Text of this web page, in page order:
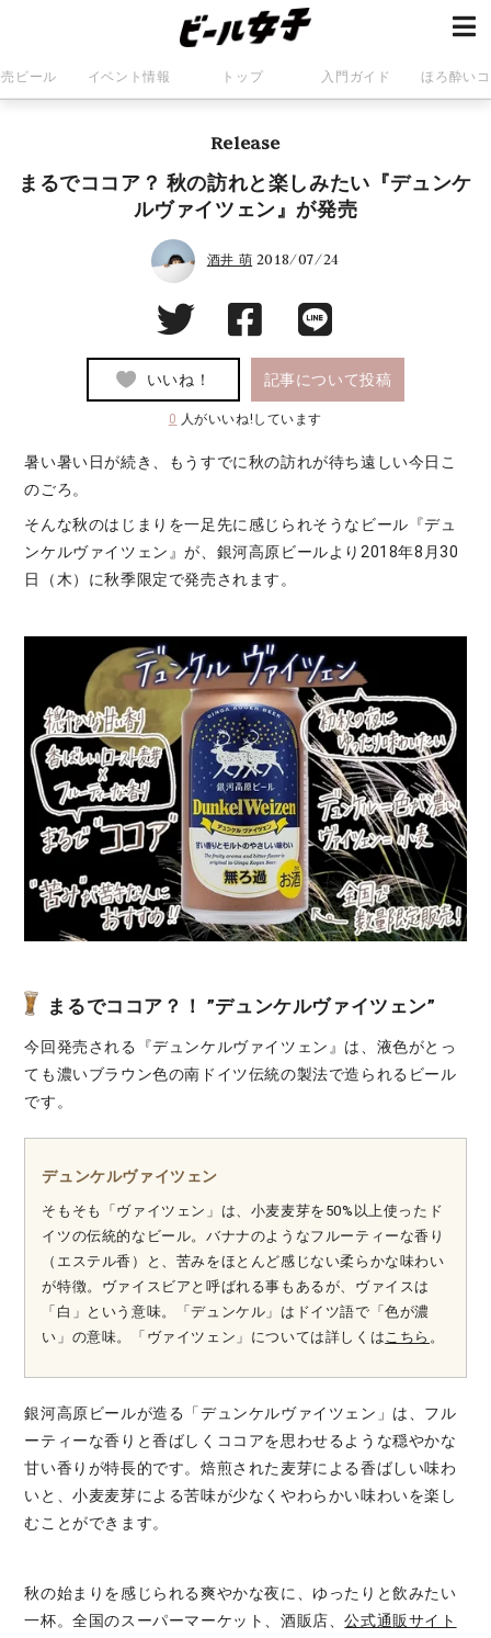
ビール イベント情報 トップ 入門ガイド ほろ酔い
Release
まるでココア？ 秋の訪れと楽しみたい『デュンケ
ルヴァイツェン』が発売
酒井 萌 2018/07/24
いいね！ 記事について投稿
0 人がいいね!しています
暑い暑い日が続き、もうすでに秋の訪れが待ち遠しい今日こ
のごろ。
そんな秋のはじまりを一足先に感じられそうなビール『デュ
ンケルヴァイツェン』が、銀河高原ビールより2018年8月30
日（木）に秋季限定で発売されます。
まるでココア？！ ”デュンケルヴァイツェン”
今回発売される『デュンケルヴァイツェン』は、液色がとっ
ても濃いブラウン色の南ドイツ伝統の製法で造られるビール
です。
デュンケルヴァイツェン
そもそも「ヴァイツェン」は、小麦麦芽を50%以上使ったド
イツの伝統的なビール。バナナのようなフルーティーな香り
（エステル香）と、苦みをほとんど感じない柔らかな味わい
が特徴。ヴァイスビアと呼ばれる事もあるが、ヴァイスは
「白」という意味。「デュンケル」はドイツ語で「色が濃
い」の意味。「ヴァイツェン」については詳しくはこちら 。
銀河高原ビールが造る「デュンケルヴァイツェン」は、フル
ーティーな香りと香ばしくココアを思わせるような穏やかな
甘い香りが特長的です。焙煎された麦芽による香ばしい味わ
いと、小麦麦芽による苦味が少なくやわらかい味わいを楽し
むことができます。
秋の始まりを感じられる爽やかな夜に、ゆったりと飲みたい
一杯。全国のスーパーマーケット、酒販店、公式通販サイト